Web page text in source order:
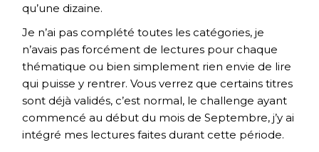
qu’une dizaine.
Je n’ai pas complété toutes les catégories, je
n’avais pas forcément de lectures pour chaque
thématique ou bien simplement rien envie de lire
qui puisse y rentrer. Vous verrez que certains titres
sont déjà validés, c’est normal, le challenge ayant
commencé au début du mois de Septembre, j’y ai
intégré mes lectures faites durant cette période.